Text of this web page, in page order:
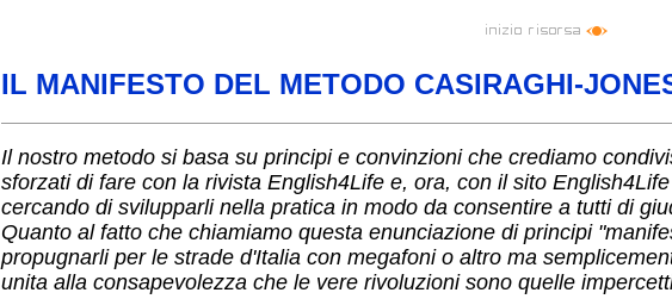
IL MANIFESTO DEL METODO CASIRAGHI-
Il nostro metodo si basa su principi e convinzioni che crediamo
sforzati di fare con la rivista English4Life e, ora, con il sito
cercando di svilupparli nella pratica in modo da consentire a tutti di
Quanto al fatto che chiamiamo questa enunciazione di principi
propugnarli per le strade d'Italia con megafoni o altro ma
unita alla consapevolezza che le vere rivoluzioni sono quelle